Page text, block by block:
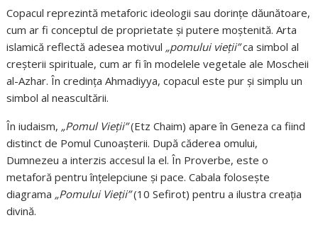
Copacul reprezintă metaforic ideologii sau dorințe dăunătoare,
cum ar fi conceptul de proprietate și putere moștenită. Arta
islamică reflectă adesea motivul „pomului vieții”ca simbol al
creșterii spirituale, cum ar fi în modelele vegetale ale Moscheii
al-Azhar. În credința Ahmadiyya, copacul este pur și simplu un
simbol al neascultării.
În iudaism, „Pomul Vieții”(Etz Chaim) apare în Geneza ca fiind
distinct de Pomul Cunoașterii. După căderea omului,
Dumnezeu a interzis accesul la el. În Proverbe, este o
metaforă pentru înțelepciune și pace. Cabala folosește
diagrama „Pomului Vieții”(10 Sefirot) pentru a ilustra creația
divină.